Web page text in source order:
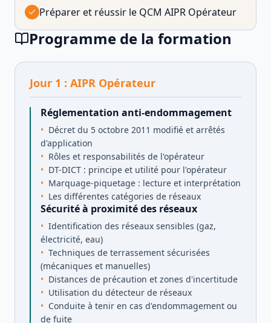
Préparer et réussir le QCM AIPR Opérateur
Programme de la formation
Jour 1 : AIPR Opérateur
Réglementation anti-endommagement
Décret du 5 octobre 2011 modifié et arrêtés
d'application
Rôles et responsabilités de l'opérateur
DT-DICT : principe et utilité pour l'opérateur
Marquage-piquetage : lecture et interprétation
Les différentes catégories de réseaux
Sécurité à proximité des réseaux
Identification des réseaux sensibles (gaz,
électricité, eau)
Techniques de terrassement sécurisées
(mécaniques et manuelles)
Distances de précaution et zones d'incertitude
Utilisation du détecteur de réseaux
Conduite à tenir en cas d'endommagement ou
de fuite